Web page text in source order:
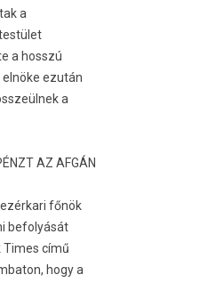
a
a hosszú
ezután
a
AZ AFGÁN
főnök
be­folyását
Times című
hogy a